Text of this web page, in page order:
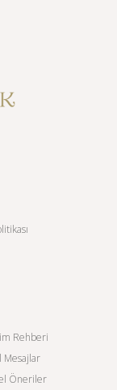
Rehberi
Mesajlar
Öneriler